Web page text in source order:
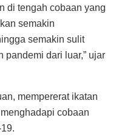
di tengah cobaan yang
semakin
semakin sulit
pandemi dari luar,” ujar
mempererat ikatan
cobaan